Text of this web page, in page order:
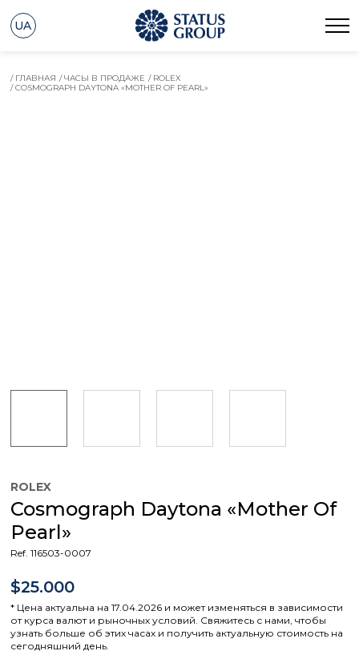
UA
/ ГЛАВНАЯ / ЧАСЫ В ПРОДАЖЕ / ROLEX
/ COSMOGRAPH DAYTONA «MOTHER OF PEARL»
ROLEX
Cosmograph Daytona «Mother Of
Pearl»
Ref. 116503-0007
$25.000
* Цена актуальна на 17.04.2026 и может изменяться в зависимости
от курса валют и рыночных условий. Свяжитесь с нами, чтобы
узнать больше об этих часах и получить актуальную стоимость на
сегодняшний день.